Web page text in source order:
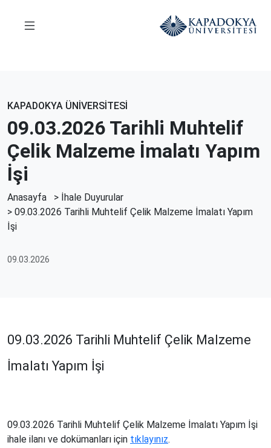
KAPADOKYA ÜNİVERSİTESİ
09.03.2026 Tarihli Muhtelif
Çelik Malzeme İmalatı Yapım
İşi
Anasayfa > İhale Duyurular
> 09.03.2026 Tarihli Muhtelif Çelik Malzeme İmalatı Yapım
İşi
09.03.2026
09.03.2026 Tarihli Muhtelif Çelik Malzeme
İmalatı Yapım İşi
09.03.2026 Tarihli Muhtelif Çelik Malzeme İmalatı Yapım İşi
ihale ilanı ve dokümanları için tıklayınız.